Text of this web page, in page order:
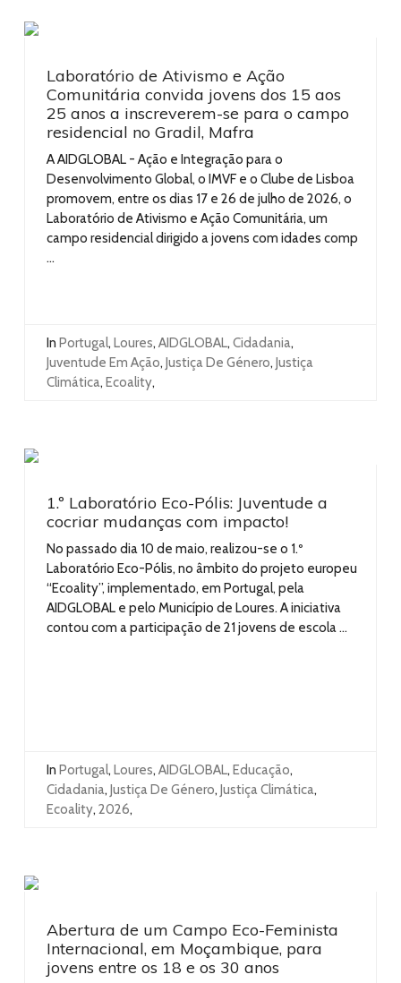
Laboratório de Ativismo e Ação
Comunitária convida jovens dos 15 aos
25 anos a inscreverem-se para o campo
residencial no Gradil, Mafra
A AIDGLOBAL - Ação e Integração para o
Desenvolvimento Global, o IMVF e o Clube de Lisboa
promovem, entre os dias 17 e 26 de julho de 2026, o
Laboratório de Ativismo e Ação Comunitária, um
campo residencial dirigido a jovens com idades comp
...
In Portugal, Loures, AIDGLOBAL, Cidadania,
Juventude Em Ação, Justiça De Género, Justiça
Climática, Ecoality,
1.º Laboratório Eco-Pólis: Juventude a
cocriar mudanças com impacto!
No passado dia 10 de maio, realizou-se o 1.º
Laboratório Eco-Pólis, no âmbito do projeto europeu
“Ecoality”, implementado, em Portugal, pela
AIDGLOBAL e pelo Município de Loures. A iniciativa
contou com a participação de 21 jovens de escola ...
In Portugal, Loures, AIDGLOBAL, Educação,
Cidadania, Justiça De Género, Justiça Climática,
Ecoality, 2026,
Abertura de um Campo Eco-Feminista
Internacional, em Moçambique, para
jovens entre os 18 e os 30 anos